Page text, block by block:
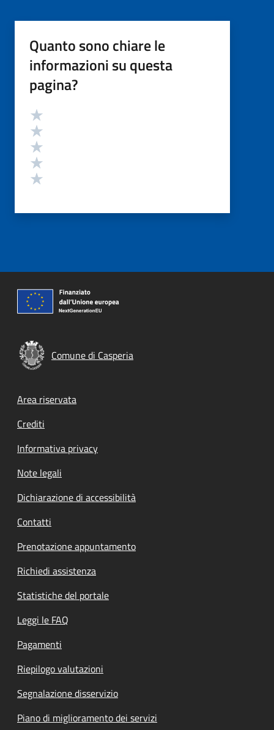
Quanto sono chiare le
informazioni su questa
pagina?
Valutazione
Comune di Casperia
Footer menu
Area riservata
Crediti
Informativa privacy
Note legali
Dichiarazione di accessibilità
Contatti
Prenotazione appuntamento
Richiedi assistenza
Statistiche del portale
Leggi le FAQ
Pagamenti
Riepilogo valutazioni
Segnalazione disservizio
Piano di miglioramento dei servizi